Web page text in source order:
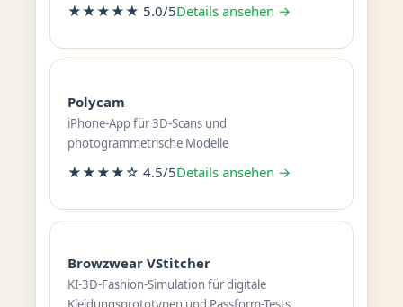
★★★★★ 5.0/5Details ansehen →
Polycam
iPhone-App für 3D-Scans und
photogrammetrische Modelle
★★★★☆ 4.5/5Details ansehen →
Browzwear VStitcher
KI-3D-Fashion-Simulation für digitale